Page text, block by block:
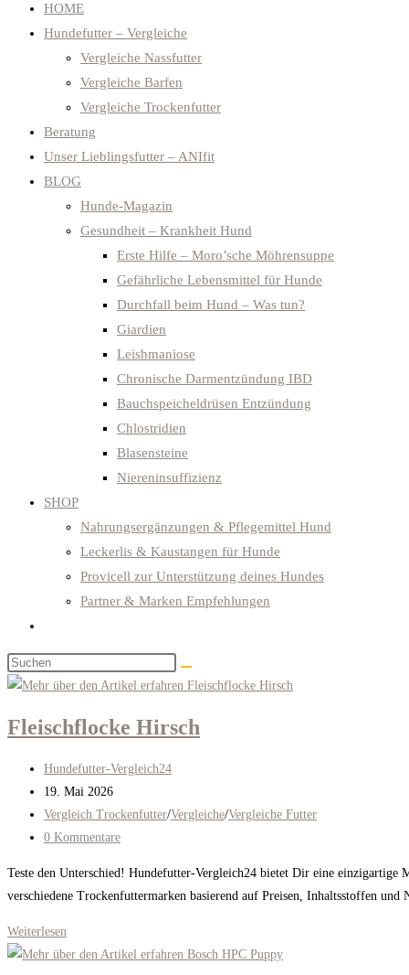
panel.
HOME
Hundefutter – Vergleiche
Vergleiche Nassfutter
Vergleiche Barfen
Vergleiche Trockenfutter
Beratung
Unser Lieblingsfutter – ANIfit
BLOG
Hunde-Magazin
Gesundheit – Krankheit Hund
Erste Hilfe – Moro’sche Möhrensuppe
Gefährliche Lebensmittel für Hunde
Durchfall beim Hund – Was tun?
Giardien
Leishmaniose
Chronische Darmentzündung IBD
Bauchspeicheldrüsen Entzündung
Chlostridien
Blasensteine
Niereninsuffizienz
SHOP
Nahrungsergänzungen & Pflegemittel Hund
Leckerlis & Kaustangen für Hunde
Provicell zur Unterstützung deines Hundes
Partner & Marken Empfehlungen
umschalten
Diese
Website
Fleischflocke Hirsch
Beitrags-
Autor:
Hundefutter-Vergleich24
Beitrag
veröffentlicht:
19. Mai 2026
Beitrags-
Kategorie:
Vergleich Trockenfutter/Vergleiche/Vergleiche Futter
Beitrags-
0 Kommentare
Teste den Unterschied! Hundefutter-Vergleich24 bietet Dir eine
verschiedene Trockenfuttermarken basierend auf Preisen, Inhaltsstoffen
Weiterlesen
Hirsch